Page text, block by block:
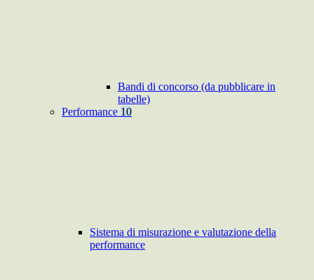
Bandi di concorso (da pubblicare in
tabelle)
Performance 10
Sistema di misurazione e valutazione della
performance